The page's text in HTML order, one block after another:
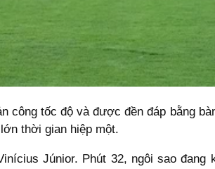
công tốc độ và được đền đáp bằng
thời gian hiệp một.
Júnior. Phút 32, ngôi sao đang